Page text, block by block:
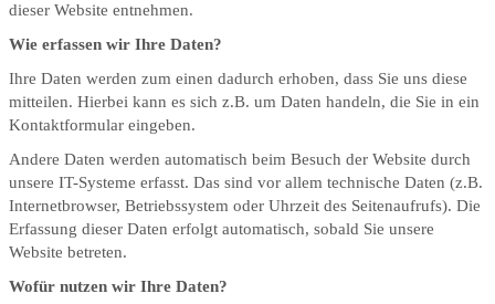
dieser Website entnehmen.
Wie erfassen wir Ihre Daten?
Ihre Daten werden zum einen dadurch erhoben, dass Sie uns diese
mitteilen. Hierbei kann es sich z.B. um Daten handeln, die Sie in ein
Kontaktformular eingeben.
Andere Daten werden automatisch beim Besuch der Website durch
unsere IT-Systeme erfasst. Das sind vor allem technische Daten (z.B.
Internetbrowser, Betriebssystem oder Uhrzeit des Seitenaufrufs). Die
Erfassung dieser Daten erfolgt automatisch, sobald Sie unsere
Website betreten.
Wofür nutzen wir Ihre Daten?